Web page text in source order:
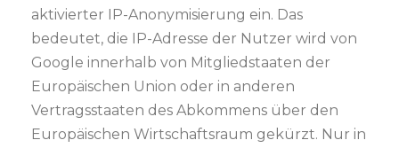
aktivierter IP-Anonymisierung ein. Das
bedeutet, die IP-Adresse der Nutzer wird von
Google innerhalb von Mitgliedstaaten der
Europäischen Union oder in anderen
Vertragsstaaten des Abkommens über den
Europäischen Wirtschaftsraum gekürzt. Nur in